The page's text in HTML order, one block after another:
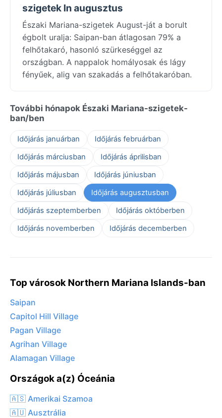
szigetek In augusztus
Északi Mariana-szigetek August-ját a borult
égbolt uralja: Saipan-ban átlagosan 79% a
felhőtakaró, hasonló szürkeséggel az
országban. A nappalok homályosak és lágy
fényűek, alig van szakadás a felhőtakaróban.
További hónapok Északi Mariana-szigetek-
ban/ben
Időjárás januárban
Időjárás februárban
Időjárás márciusban
Időjárás áprilisban
Időjárás májusban
Időjárás júniusban
Időjárás júliusban
Időjárás augusztusban
Időjárás szeptemberben
Időjárás októberben
Időjárás novemberben
Időjárás decemberben
Top városok Northern Mariana Islands-ban
Saipan
Capitol Hill Village
Pagan Village
Agrihan Village
Alamagan Village
Országok a(z) Óceánia
🇦🇸 Amerikai Szamoa
🇦🇺 Ausztrália